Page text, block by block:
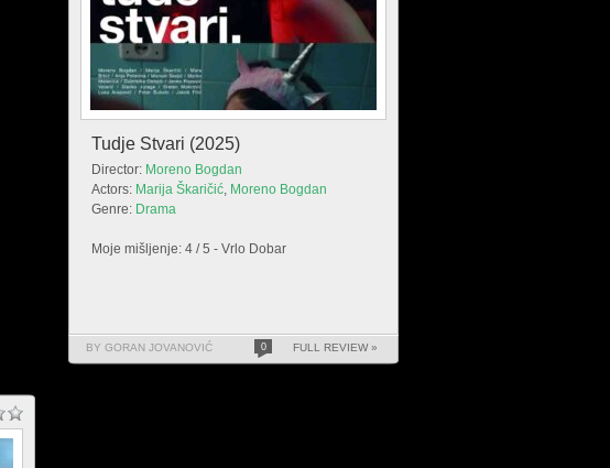
Tudje Stvari (2025)
Director: Moreno Bogdan
Actors: Marija Škaričić, Moreno Bogdan
Genre: Drama
Moje mišljenje: 4 / 5 - Vrlo Dobar
BY GORAN JOVANOVIĆ 0 FULL REVIEW »